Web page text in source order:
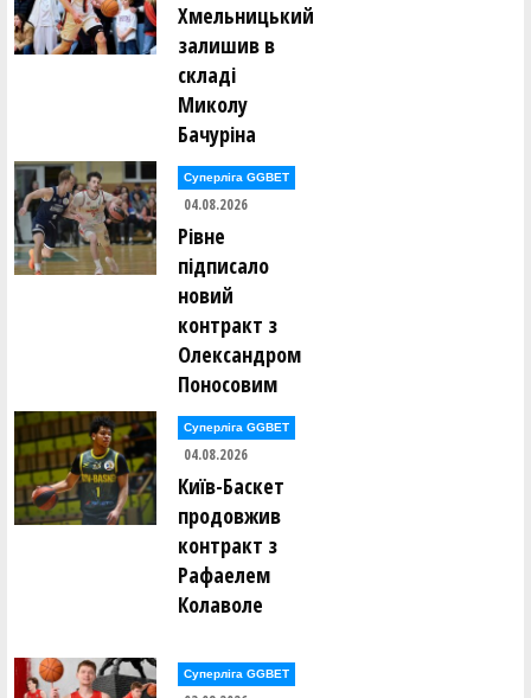
Хмельницький
залишив в
складі
Миколу
Бачуріна
Суперліга GGBET
04.08.2026
Рівне
підписало
новий
контракт з
Олександром
Поносовим
Суперліга GGBET
04.08.2026
Київ-Баскет
продовжив
контракт з
Рафаелем
Колаволе
Суперліга GGBET